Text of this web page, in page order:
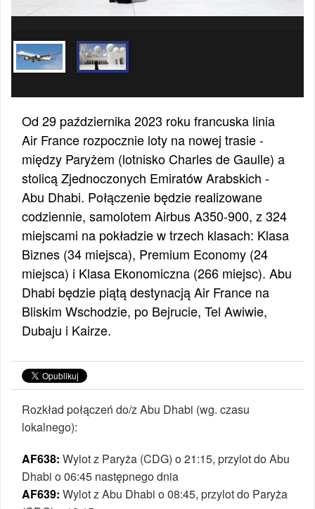
Od 29 października 2023 roku francuska linia
Air France rozpocznie loty na nowej trasie -
między Paryżem (lotnisko Charles de Gaulle) a
stolicą Zjednoczonych Emiratów Arabskich -
Abu Dhabi. Połączenie będzie realizowane
codziennie, samolotem Airbus A350-900, z 324
miejscami na pokładzie w trzech klasach: Klasa
Biznes (34 miejsca), Premium Economy (24
miejsca) i Klasa Ekonomiczna (266 miejsc). Abu
Dhabi będzie piątą destynacją Air France na
Bliskim Wschodzie, po Bejrucie, Tel Awiwie,
Dubaju i Kairze.
Rozkład połączeń do/z Abu Dhabi (wg. czasu
lokalnego):
AF638: Wylot z Paryża (CDG) o 21:15, przylot do Abu
Dhabi o 06:45 następnego dnia
AF639: Wylot z Abu Dhabi o 08:45, przylot do Paryża